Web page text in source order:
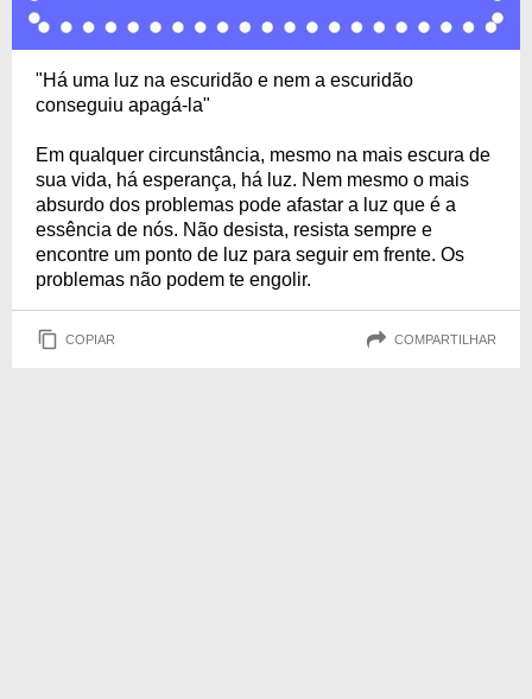
"Há uma luz na escuridão e nem a escuridão
conseguiu apagá-la"
Em qualquer circunstância, mesmo na mais escura de
sua vida, há esperança, há luz. Nem mesmo o mais
absurdo dos problemas pode afastar a luz que é a
essência de nós. Não desista, resista sempre e
encontre um ponto de luz para seguir em frente. Os
problemas não podem te engolir.
COPIAR COMPARTILHAR